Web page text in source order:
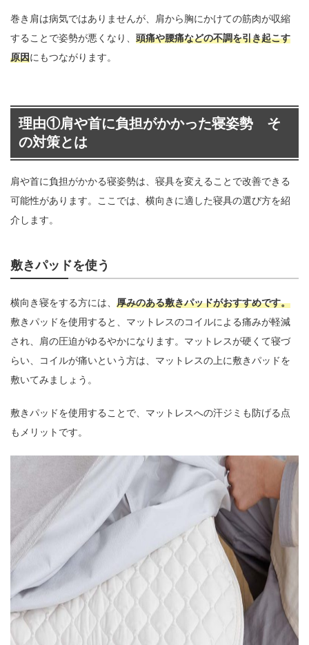
巻き肩は病気ではありませんが、肩から胸にかけての筋肉が収縮
することで姿勢が悪くなり、 頭痛や腰痛などの不調を引き起こす
原因にもつながります。
理由①肩や首に負担がかかった寝姿勢 そ
の対策とは
肩や首に負担がかかる寝姿勢は、寝具を変えることで改善できる
可能性があります。ここでは、横向きに適した寝具の選び方を紹
介します。
敷きパッドを使う
横向き寝をする方には、 厚みのある敷きパッドがおすすめです。
敷きパッドを使用すると、マットレスのコイルによる痛みが軽減
され、肩の圧迫がゆるやかになります。マットレスが硬くて寝づ
らい、コイルが痛いという方は、マットレスの上に敷きパッドを
敷いてみましょう。
敷きパッドを使用することで、マットレスへの汗ジミも防げる点
もメリットです。